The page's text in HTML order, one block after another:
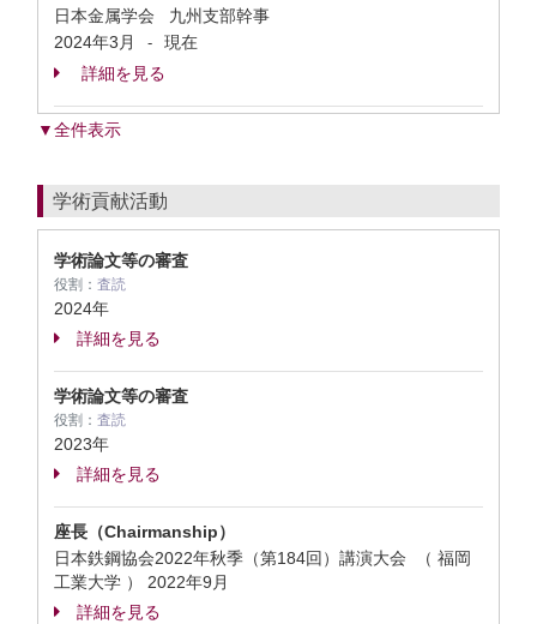
日本金属学会 九州支部幹事
2024年3月
-
現在
詳細を見る
▼全件表示
学術貢献活動
学術論文等の審査
役割： 査読
2024年
詳細を見る
学術論文等の審査
役割： 査読
2023年
詳細を見る
座長（Chairmanship）
日本鉄鋼協会2022年秋季（第184回）講演大会 （ 福岡
工業大学 ） 2022年9月
詳細を見る